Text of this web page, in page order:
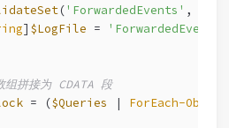
('ForwardedEvents' ,
] $LogFile =
'ForwardedEvents'
组拼接为 CDATA 段
= ($Queries | ForEach-Object